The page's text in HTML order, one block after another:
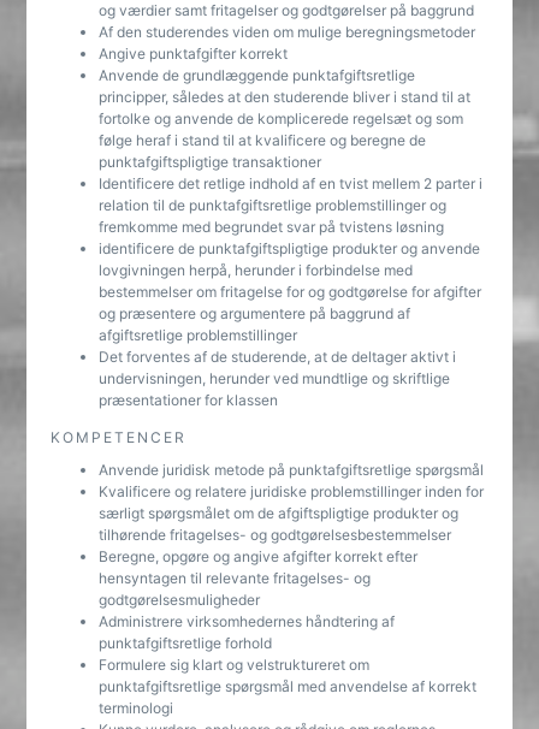
og værdier samt fritagelser og godtgørelser på baggrund
Af den studerendes viden om mulige beregningsmetoder
Angive punktafgifter korrekt
Anvende de grundlæggende punktafgiftsretlige
principper, således at den studerende bliver i stand til at
fortolke og anvende de komplicerede regelsæt og som
følge heraf i stand til at kvalificere og beregne de
punktafgiftspligtige transaktioner
Identificere det retlige indhold af en tvist mellem 2 parter i
relation til de punktafgiftsretlige problemstillinger og
fremkomme med begrundet svar på tvistens løsning
identificere de punktafgiftspligtige produkter og anvende
lovgivningen herpå, herunder i forbindelse med
bestemmelser om fritagelse for og godtgørelse for afgifter
og præsentere og argumentere på baggrund af
afgiftsretlige problemstillinger
Det forventes af de studerende, at de deltager aktivt i
undervisningen, herunder ved mundtlige og skriftlige
præsentationer for klassen
KOMPETENCER
Anvende juridisk metode på punktafgiftsretlige spørgsmål
Kvalificere og relatere juridiske problemstillinger inden for
særligt spørgsmålet om de afgiftspligtige produkter og
tilhørende fritagelses- og godtgørelsesbestemmelser
Beregne, opgøre og angive afgifter korrekt efter
hensyntagen til relevante fritagelses- og
godtgørelsesmuligheder
Administrere virksomhedernes håndtering af
punktafgiftsretlige forhold
Formulere sig klart og velstruktureret om
punktafgiftsretlige spørgsmål med anvendelse af korrekt
terminologi